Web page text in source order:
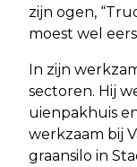
zijn ogen,
moest wel
In zijn
sectoren. Hij
uienpakhuis
werkzaam bij
graansilo in